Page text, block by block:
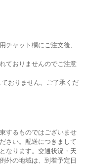
ャット欄にご注文後、
ておりませんのでご注意
おりません。ご了承くだ
するものではございませ
さい。配送につきまして
なります。交通状況・天
外の地域は、到着予定日